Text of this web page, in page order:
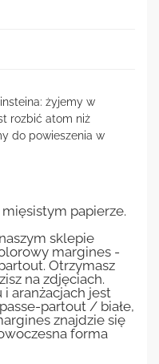
żyjemy w
rozbić atom niż
do powieszenia w
papierze.
sklepie
margines -
Otrzymasz
na zdjęciach.
aranżacjach jest
partout / białe,
znajdzie się
forma